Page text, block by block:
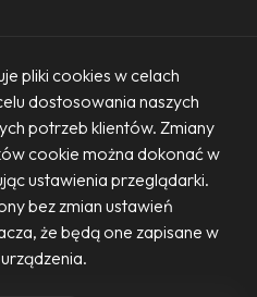
pliki cookies w celach
dostosowania naszych
potrzeb klientów. Zmiany
cookie można dokonać w
ustawienia przeglądarki.
bez zmian ustawień
że będą one zapisane w